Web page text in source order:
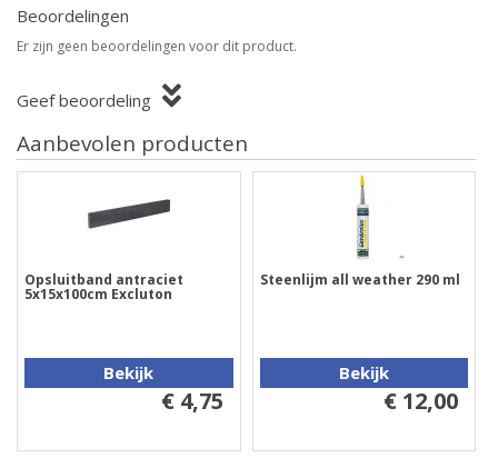
Beoordelingen
Er zijn geen beoordelingen voor dit product.
Geef beoordeling
Aanbevolen producten
Opsluitband antraciet
5x15x100cm Excluton
Bekijk
€ 4,75
Steenlijm all weather 290 ml
Bekijk
€ 12,00